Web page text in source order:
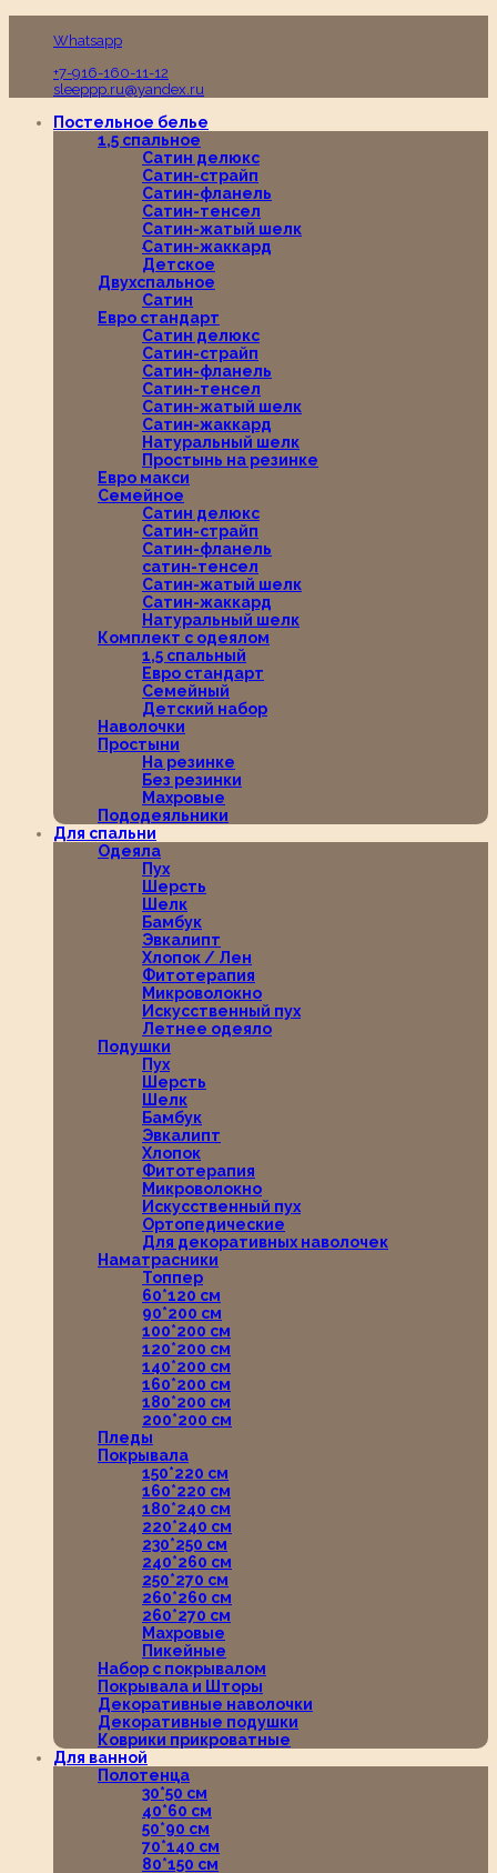
Whatsapp
+7-916-160-11-12
sleeppp.ru@yandex.ru
Постельное белье
1,5 спальное
Сатин делюкс
Сатин-страйп
Сатин-фланель
Сатин-тенсел
Сатин-жатый шелк
Сатин-жаккард
Детское
Двухспальное
Сатин
Евро стандарт
Сатин делюкс
Сатин-страйп
Сатин-фланель
Сатин-тенсел
Сатин-жатый шелк
Сатин-жаккард
Натуральный шелк
Простынь на резинке
Евро макси
Семейное
Сатин делюкс
Сатин-страйп
Сатин-фланель
сатин-тенсел
Сатин-жатый шелк
Сатин-жаккард
Натуральный шелк
Комплект с одеялом
1,5 спальный
Евро стандарт
Семейный
Детский набор
Наволочки
Простыни
На резинке
Без резинки
Махровые
Пододеяльники
Для спальни
Одеяла
Пух
Шерсть
Шелк
Бамбук
Эвкалипт
Хлопок / Лен
Фитотерапия
Микроволокно
Искусственный пух
Летнее одеяло
Подушки
Пух
Шерсть
Шелк
Бамбук
Эвкалипт
Хлопок
Фитотерапия
Микроволокно
Искусственный пух
Ортопедические
Для декоративных наволочек
Наматрасники
Топпер
60*120 см
90*200 см
100*200 см
120*200 см
140*200 см
160*200 см
180*200 см
200*200 см
Пледы
Покрывала
150*220 см
160*220 см
180*240 см
220*240 см
230*250 см
240*260 см
250*270 см
260*260 см
260*270 см
Махровые
Пикейные
Набор с покрывалом
Покрывала и Шторы
Декоративные наволочки
Декоративные подушки
Коврики прикроватные
Для ванной
Полотенца
30*50 см
40*60 см
50*90 см
70*140 см
80*150 см